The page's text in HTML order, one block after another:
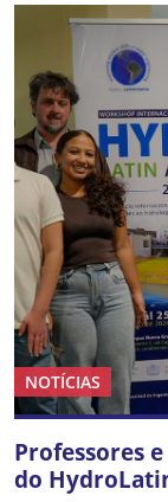
NOTÍCIAS
Professores
do